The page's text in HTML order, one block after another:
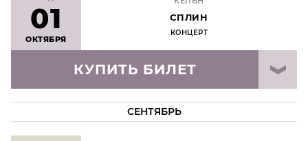
01
ОКТЯБРЯ
СПЛИН
КОНЦЕРТ
КУПИТЬ БИЛЕТ
СЕНТЯБРЬ